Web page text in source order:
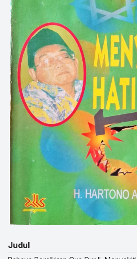
Judul